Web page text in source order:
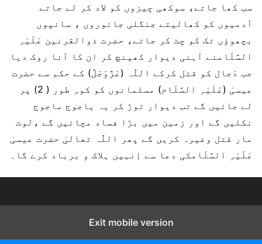
سب کھا جاتے، سوکھی چیزوں کو لاد کر لے جاتے
آدمیوں کو کھالیتے جنگلی جانوروں ، سانپوں
بچھوؤں تک کو چٹ کر جاتے، حضرت ذوالقرنین عَلَیْہِ
السَّلَامنے آہنی دیوار کھینچ کر ان کا آنا روک دیا
جب دَجال کو قتل کرکے اللّٰہ (عَزَّوَجَلَّ) کے حکم سے حضرت
عیسیٰ (عَلَیْہِ السَّلَام) مسلمانوں کو کوہِ طور ( 2) پر
لے جائیں گے تب دیوار توڑ کر یہ یاجوج ماجوج
نکلیں گے اور زمین میں بڑا فساد مچائیں گے ،لوٹ
مار قتل وغیرہ کریں گے پھر اللّٰہ تعالیٰ حضرت عیسیٰ
عَلَیْہِ السَّلَامکی دعا سے اِنہیں ہلاک و برباد کرے گا۔
Exit mobile version